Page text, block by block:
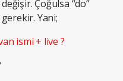
Çoğulsa “do”
Yani;
ismi + live ?